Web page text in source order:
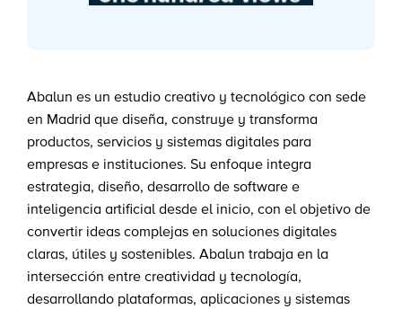
Abalun es un estudio creativo y tecnológico con sede
en Madrid que diseña, construye y transforma
productos, servicios y sistemas digitales para
empresas e instituciones. Su enfoque integra
estrategia, diseño, desarrollo de software e
inteligencia artificial desde el inicio, con el objetivo de
convertir ideas complejas en soluciones digitales
claras, útiles y sostenibles. Abalun trabaja en la
intersección entre creatividad y tecnología,
desarrollando plataformas, aplicaciones y sistemas